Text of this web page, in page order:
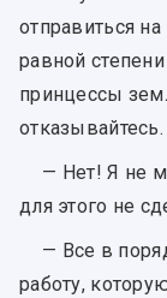
отправиться
равной
принцессы
отказывайтесь.
— Нет! Я не
для этого не
— Все в
работу,